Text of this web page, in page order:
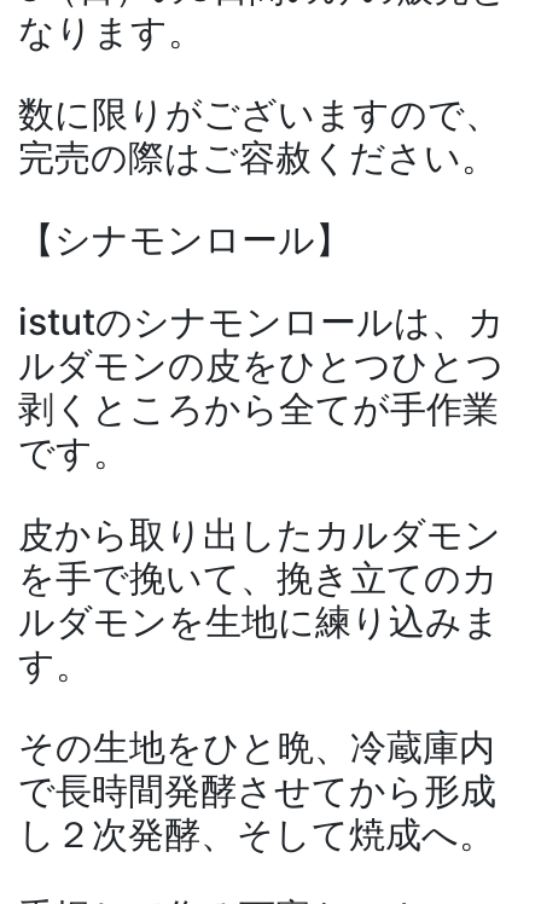
なります。
数に限りがございますので、
完売の際はご容赦ください。
【シナモンロール】
istutのシナモンロールは、カ
ルダモンの皮をひとつひとつ
剥くところから全てが手作業
です。
皮から取り出したカルダモン
を手で挽いて、挽き立てのカ
ルダモンを生地に練り込みま
す。
その生地をひと晩、冷蔵庫内
で長時間発酵させてから形成
し２次発酵、そして焼成へ。